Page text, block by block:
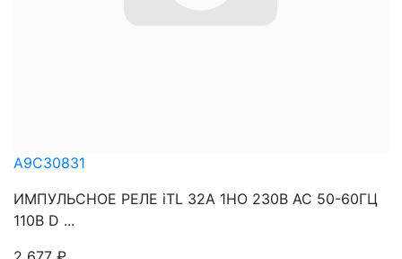
A9C30831
ИМПУЛЬСНОЕ РЕЛЕ iTL 32A 1НО 230В АС 50-60ГЦ
110В D ...